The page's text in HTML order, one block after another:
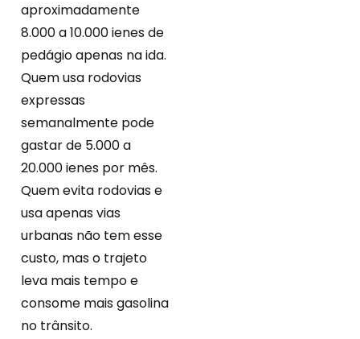
aproximadamente
8.000 a 10.000 ienes de
pedágio apenas na ida.
Quem usa rodovias
expressas
semanalmente pode
gastar de 5.000 a
20.000 ienes por mês.
Quem evita rodovias e
usa apenas vias
urbanas não tem esse
custo, mas o trajeto
leva mais tempo e
consome mais gasolina
no trânsito.